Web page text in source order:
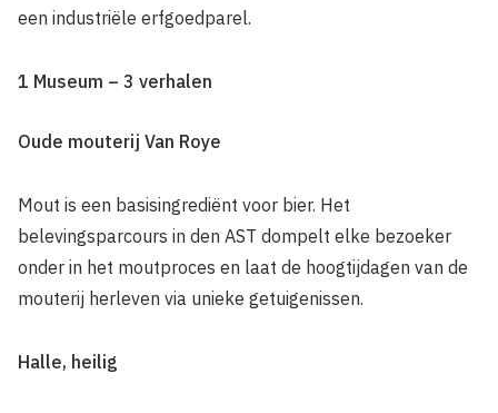
een industriële erfgoedparel.
1 Museum – 3 verhalen
Oude mouterij Van Roye
Mout is een basisingrediënt voor bier. Het
belevingsparcours in den AST dompelt elke bezoeker
onder in het moutproces en laat de hoogtijdagen van de
mouterij herleven via unieke getuigenissen.
Halle, heilig